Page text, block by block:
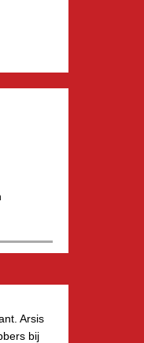
Arsis
bij